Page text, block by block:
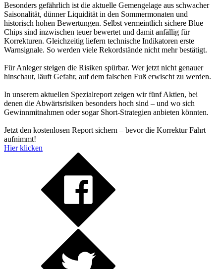
Besonders gefährlich ist die aktuelle Gemengelage aus schwacher
Saisonalität, dünner Liquidität in den Sommermonaten und
historisch hohen Bewertungen. Selbst vermeintlich sichere Blue
Chips sind inzwischen teuer bewertet und damit anfällig für
Korrekturen. Gleichzeitig liefern technische Indikatoren erste
Warnsignale. So werden viele Rekordstände nicht mehr bestätigt.
Für Anleger steigen die Risiken spürbar. Wer jetzt nicht genauer
hinschaut, läuft Gefahr, auf dem falschen Fuß erwischt zu werden.
In unserem aktuellen Spezialreport zeigen wir fünf Aktien, bei
denen die Abwärtsrisiken besonders hoch sind – und wo sich
Gewinnmitnahmen oder sogar Short-Strategien anbieten könnten.
Jetzt den kostenlosen Report sichern – bevor die Korrektur Fahrt
aufnimmt!
Hier klicken